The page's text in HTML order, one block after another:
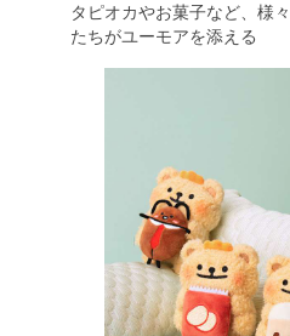
タピオカやお菓子など、様
たちがユーモアを添える